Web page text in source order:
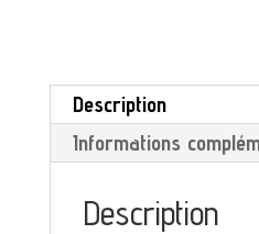
Description
Informations
Description